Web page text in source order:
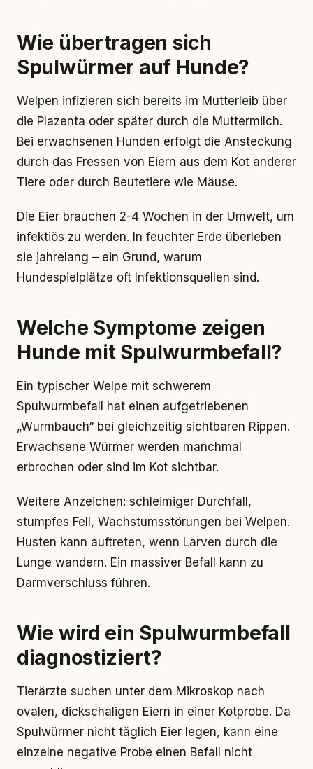
Wie übertragen sich
Spulwürmer auf Hunde?
Welpen infizieren sich bereits im Mutterleib über
die Plazenta oder später durch die Muttermilch.
Bei erwachsenen Hunden erfolgt die Ansteckung
durch das Fressen von Eiern aus dem Kot anderer
Tiere oder durch Beutetiere wie Mäuse.
Die Eier brauchen 2-4 Wochen in der Umwelt, um
infektiös zu werden. In feuchter Erde überleben
sie jahrelang – ein Grund, warum
Hundespielplätze oft Infektionsquellen sind.
Welche Symptome zeigen
Hunde mit Spulwurmbefall?
Ein typischer Welpe mit schwerem
Spulwurmbefall hat einen aufgetriebenen
„Wurmbauch“ bei gleichzeitig sichtbaren Rippen.
Erwachsene Würmer werden manchmal
erbrochen oder sind im Kot sichtbar.
Weitere Anzeichen: schleimiger Durchfall,
stumpfes Fell, Wachstumsstörungen bei Welpen.
Husten kann auftreten, wenn Larven durch die
Lunge wandern. Ein massiver Befall kann zu
Darmverschluss führen.
Wie wird ein Spulwurmbefall
diagnostiziert?
Tierärzte suchen unter dem Mikroskop nach
ovalen, dickschaligen Eiern in einer Kotprobe. Da
Spulwürmer nicht täglich Eier legen, kann eine
einzelne negative Probe einen Befall nicht